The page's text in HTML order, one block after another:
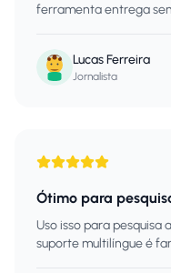
ferramenta entrega
Lucas Ferreira
Jornalista
Ótimo para
Uso isso para pesquisa
suporte multilíngue é